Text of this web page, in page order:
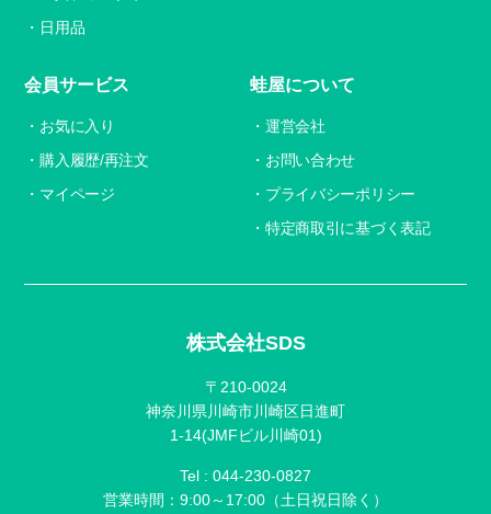
株式会社SDS
〒210-0024
神奈川県川崎市川崎区日進町
1-14(JMFビル川崎01)
Tel : 044-230-0827
営業時間：9:00～17:00（土日祝日除く）
日用品
会員サービス
お気に入り
購入履歴/再注文
マイページ
蛙屋について
運営会社
お問い合わせ
プライバシーポリシー
特定商取引に基づく表記